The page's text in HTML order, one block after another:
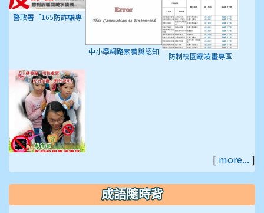
警政署「165防詐騙專
中小學網路素養與認知 防制校園霸凌畫專區
[ more... ]
成語隨時背